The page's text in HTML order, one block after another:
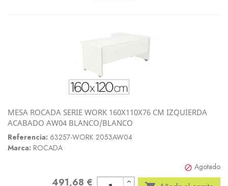
MESA ROCADA SERIE WORK 160X110X76 CM IZQUIERDA
ACABADO AW04 BLANCO/BLANCO
Referencia: 63257-WORK 2053AW04
Marca: ROCADA
 Agotado
Precio491,68 €